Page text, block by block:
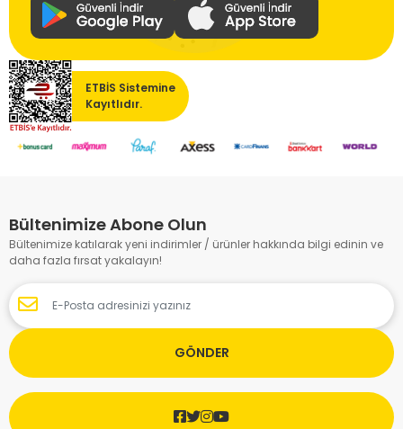
ETBİS Sistemine
Kayıtlıdır.
Bültenimize Abone Olun
Bültenimize katılarak yeni indirimler / ürünler hakkında bilgi edinin ve
daha fazla fırsat yakalayın!
GÖNDER